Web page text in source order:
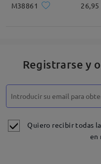
M38861 26,95
Registrarse y
Quiero recibir todas
en